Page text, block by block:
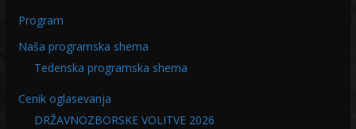
Program
Naša programska shema
Tedenska programska shema
Cenik oglasevanja
DRŽAVNOZBORSKE VOLITVE 2026